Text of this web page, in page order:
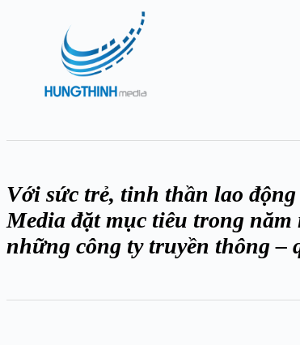
Với sức trẻ, tinh thần lao
Media đặt mục tiêu trong
những công ty truyền thông –